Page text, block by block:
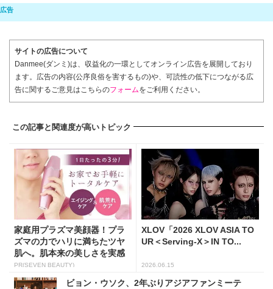
サイトの広告について
Danmee(ダンミ)は、収益化の一環としてオンライン広告を展開しており
ます。広告の内容(公序良俗を害するもの)や、可読性の低下につながる広
告に関するご意見はこちらのフォームをご利用ください。
この記事と関連度が高いトピック
家庭用プラズマ美顔器！プラ
ズマの力でハリに満ちたツヤ
肌へ。肌本来の美しさを実感
し...
PR(SEVEN BEAUTY)
XLOV「2026 XLOV ASIA TO
UR＜Serving-X＞IN TO...
2026.06.15
ビョン・ウソク、2年ぶりアジアファンミーテ